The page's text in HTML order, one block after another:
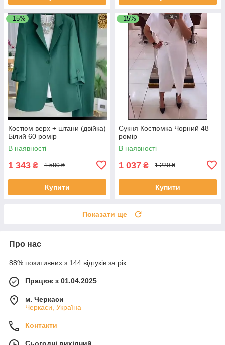
–15%
Костюм верх + штани (двійка)
Білий 60 ромір
В наявності
1 343 ₴ 1 580 ₴
Купити
–15%
Сукня Костюмка Чорний 48
ромір
В наявності
1 037 ₴ 1 220 ₴
Купити
Показати ще
Про нас
88% позитивних з 144 відгуків за рік
Працює з 01.04.2025
м. Черкаси
Черкаси, Україна
Контакти
Сьогодні вихідний